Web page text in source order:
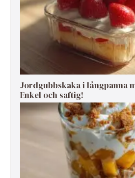
Jordgubbskaka i långpanna
Enkel och saftig!